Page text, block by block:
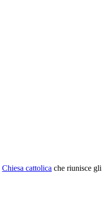
Chiesa cattolica che riunisce gli